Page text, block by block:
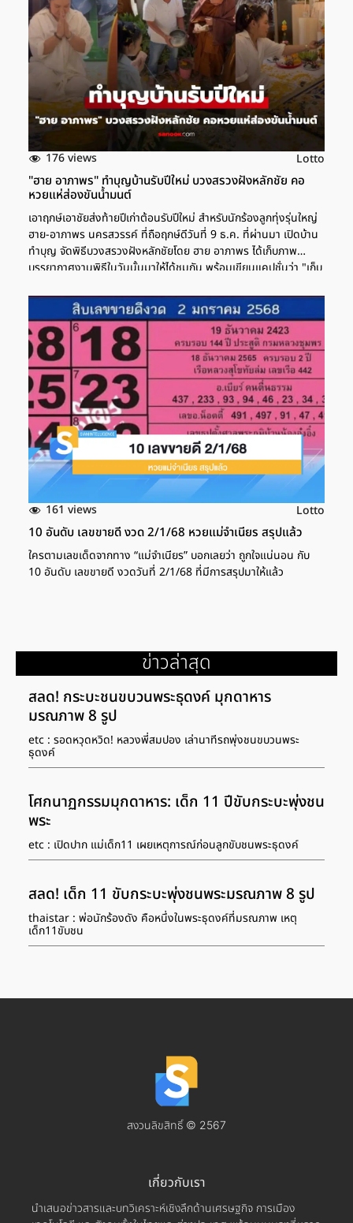
176 views Lotto
"ฮาย อาภาพร" ทำบุญบ้านรับปีใหม่ บวงสรวงฝังหลักชัย คอ
หวยแห่ส่องขันน้ำมนต์
เอาฤกษ์เอาชัยส่งท้ายปีเก่าต้อนรับปีใหม่ สำหรับนักร้องลูกทุ่งรุ่นใหญ่
ฮาย-อาภาพร นครสวรรค์ ที่ถือฤกษ์ดีวันที่ 9 ธ.ค. ที่ผ่านมา เปิดบ้าน
ทำบุญ จัดพิธีบวงสรวงฝังหลักชัยโดย ฮาย อาภาพร ได้เก็บภาพ
บรรยากาศงานพิธีในวันนั้นมาให้ได้ชมกัน พร้อมเขียนแคปชั่นว่า "เก็บ
พิธีบวงสรวงฝังหลักชัยเอาฤกษ์เอาชัยค่ะ ตามภาพเลยค่ะ #อาภาพร
นครสวรรค์ #อาภา #ฮายอาภาพรนครสวรรค์ #ทําบุญ"ซึ่งนอกจาก
แฟนๆ จะเข้ามาร่วมอนุโมทนาบุญแล้ว ยังหวังแอบลุ้นเลขเด็ดจากขัน
น้ำมนต์ที่ ฮาย อาภาพร ได้ถ่ายไว้อีกด้วย
161 views Lotto
10 อันดับ เลขขายดี งวด 2/1/68 หวยแม่จำเนียร สรุปแล้ว
ใครตามเลขเด็ดจากทาง “แม่จำเนียร” บอกเลยว่า ถูกใจแน่นอน กับ
10 อันดับ เลขขายดี งวดวันที่ 2/1/68 ที่มีการสรุปมาให้แล้ว
ข่าวล่าสุด
สลด! กระบะชนขบวนพระธุดงค์ มุกดาหาร
มรณภาพ 8 รูป
etc : รอดหวุดหวิด! หลวงพี่สมปอง เล่านาทีรถพุ่งชนขบวนพระ
ธุดงค์
โศกนาฏกรรมมุกดาหาร: เด็ก 11 ปีขับกระบะพุ่งชน
พระ
etc : เปิดปาก แม่เด็ก11 เผยเหตุการณ์ก่อนลูกขับชนพระธุดงค์
สลด! เด็ก 11 ขับกระบะพุ่งชนพระมรณภาพ 8 รูป
thaistar : พ่อนักร้องดัง คือหนึ่งในพระธุดงค์ที่มรณภาพ เหตุ
เด็ก11ขับชน
สงวนลิขสิทธิ์ © 2567
เกี่ยวกับเรา
นำเสนอข่าวสารและบทวิเคราะห์เชิงลึกด้านเศรษฐกิจ การเมือง